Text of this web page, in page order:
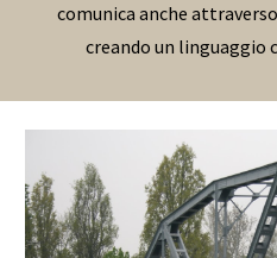
comunica anche
creando un linguaggio